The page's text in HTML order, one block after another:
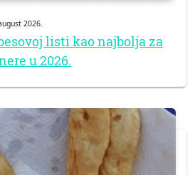
2026.
listi kao najbolja za
u 2026.